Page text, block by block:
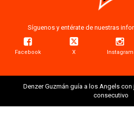
Síguenos y entérate de nuestras
Facebook X Instagram
Denzer Guzmán guía a los Angels
consecutivo